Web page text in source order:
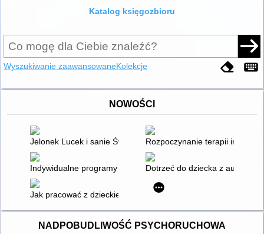
Katalog księgozbioru
Wyszukiwanie zaawansowaneKolekcje
NOWOŚCI
Jelonek Lucek i sanie Świętego MikołajaRozpoczynanie terapii
Indywidualne programy edukacyjno-terapeutyczne dla IV
Dotrzeć do dziecka z
Jak pracować z dzieckiem z zespołem Aspergera w domu i
NADPOBUDLIWOŚĆ PSYCHORUCHOWA